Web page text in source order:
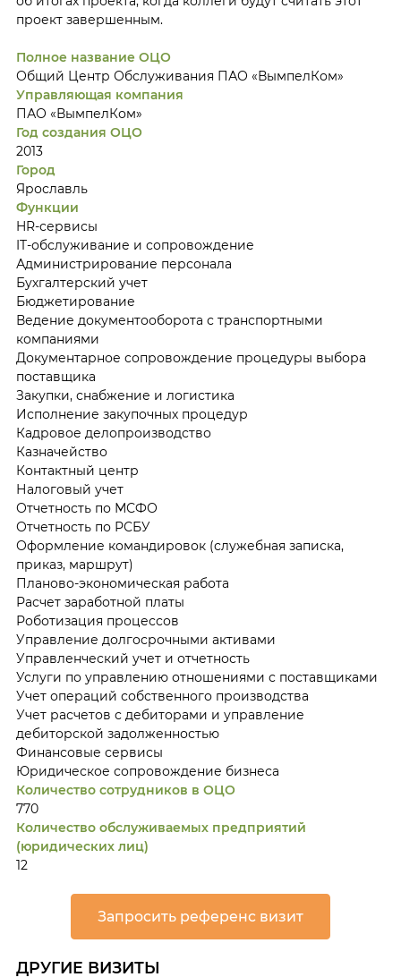
проект завершенным.
Полное название ОЦО
Общий Центр Обслуживания ПАО «ВымпелКом»
Управляющая компания
ПАО «ВымпелКом»
Год создания ОЦО
2013
Город
Ярославль
Функции
HR-сервисы
IT-обслуживание и сопровождение
Администрирование персонала
Бухгалтерский учет
Бюджетирование
Ведение документооборота с транспортными
компаниями
Документарное сопровождение процедуры выбора
поставщика
Закупки, снабжение и логистика
Исполнение закупочных процедур
Кадровое делопроизводство
Казначейство
Контактный центр
Налоговый учет
Отчетность по МСФО
Отчетность по РСБУ
Оформление командировок (служебная записка,
приказ, маршрут)
Планово-экономическая работа
Расчет заработной платы
Роботизация процессов
Управление долгосрочными активами
Управленческий учет и отчетность
Услуги по управлению отношениями с поставщиками
Учет операций собственного производства
Учет расчетов с дебиторами и управление
дебиторской задолженностью
Финансовые сервисы
Юридическое сопровождение бизнеса
Количество сотрудников в ОЦО
770
Количество обслуживаемых предприятий
(юридических лиц)
12
Запросить референс визит
ДРУГИЕ ВИЗИТЫ